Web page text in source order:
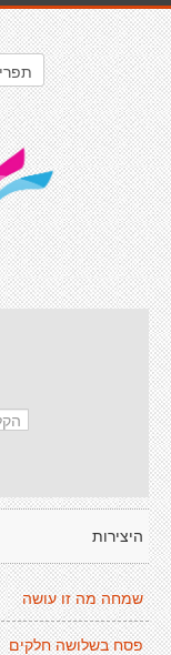
היצירות
שמחה מה זו עושה
פסח בשלושה חלקים